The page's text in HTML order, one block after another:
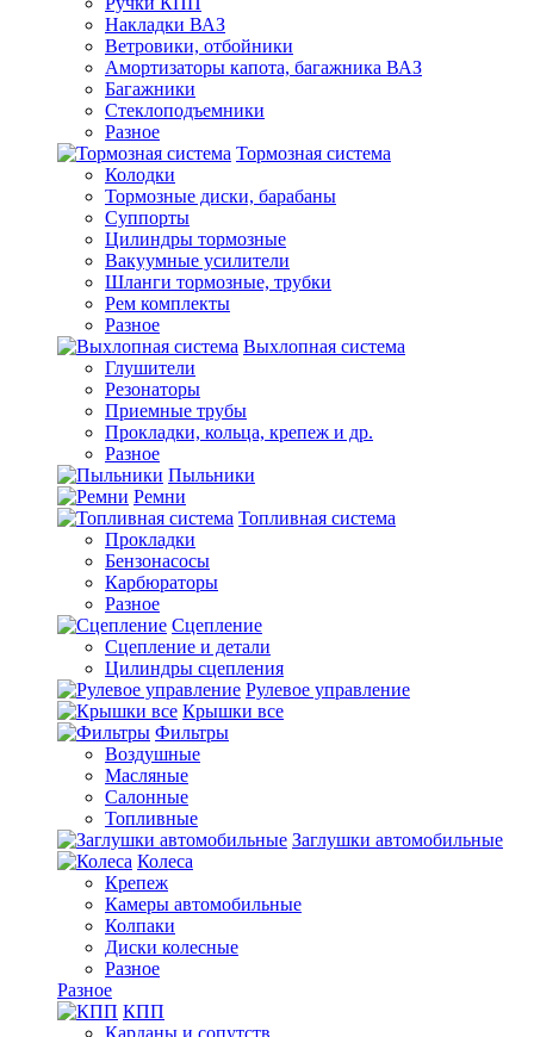
Накладки ВАЗ
Ветровики, отбойники
Амортизаторы капота, багажника ВАЗ
Багажники
Стеклоподъемники
Разное
Тормозная система
Колодки
Тормозные диски, барабаны
Суппорты
Цилиндры тормозные
Вакуумные усилители
Шланги тормозные, трубки
Рем комплекты
Разное
Выхлопная система
Глушители
Резонаторы
Приемные трубы
Прокладки, кольца, крепеж и др.
Разное
Пыльники
Ремни
Топливная система
Прокладки
Бензонасосы
Карбюраторы
Разное
Сцепление
Сцепление и детали
Цилиндры сцепления
Рулевое управление
Крышки все
Фильтры
Воздушные
Масляные
Салонные
Топливные
Заглушки автомобильные
Колеса
Крепеж
Камеры автомобильные
Колпаки
Диски колесные
Разное
Разное
КПП
Карданы и сопутств.